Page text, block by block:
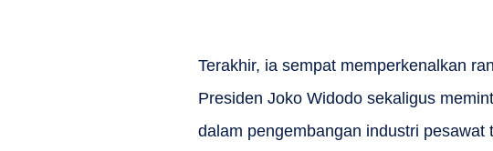
Terakhir, ia sempat memperkenalkan
Presiden Joko Widodo sekaligus
dalam pengembangan industri pesawat